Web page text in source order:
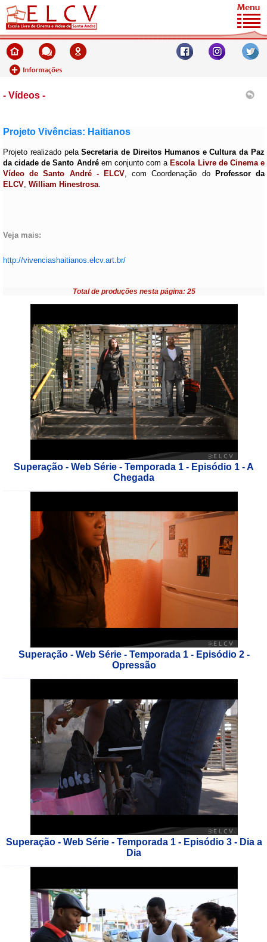
- Vídeos -
Projeto Vivências: Haitianos
Projeto realizado pelaSecretaria de Direitos Humanos e Cultura da Paz
da cidade de Santo André em conjunto com a Escola Livre de Cinema e
Vídeo de Santo André - ELCV, com Coordenação do
Professor da
ELCV, William Hinestrosa.
Veja mais:
http://vivenciashaitianos.elcv.art.br/
Total de produções nesta página: 25
Superação - Web Série - Temporada 1 - Episódio 1 - A
Chegada
Superação - Web Série - Temporada 1 - Episódio 2 -
Opressão
Superação - Web Série - Temporada 1 - Episódio 3 - Dia a
Dia